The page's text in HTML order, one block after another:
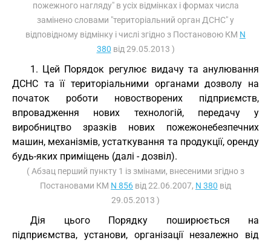
пожежного нагляду" в усіх відмінках і формах числа
замінено словами "територіальний орган ДСНС" у
відповідному відмінку і числі згідно з Постановою КМ N
380 від 29.05.2013 )
1. Цей Порядок регулює видачу та анулювання
ДСНС та її територіальними органами дозволу на
початок роботи новостворених підприємств,
впровадження нових технологій, передачу у
виробництво зразків нових пожежонебезпечних
машин, механізмів, устаткування та продукції, оренду
будь-яких приміщень (далі - дозвіл).
( Абзац перший пункту 1 із змінами, внесеними згідно з
Постановами КМ N 856 від 22.06.2007, N 380 від
29.05.2013 )
Дія цього Порядку поширюється на
підприємства, установи, організації незалежно від